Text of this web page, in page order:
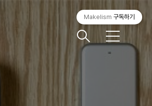
메
뉴
Makelism 구독하기